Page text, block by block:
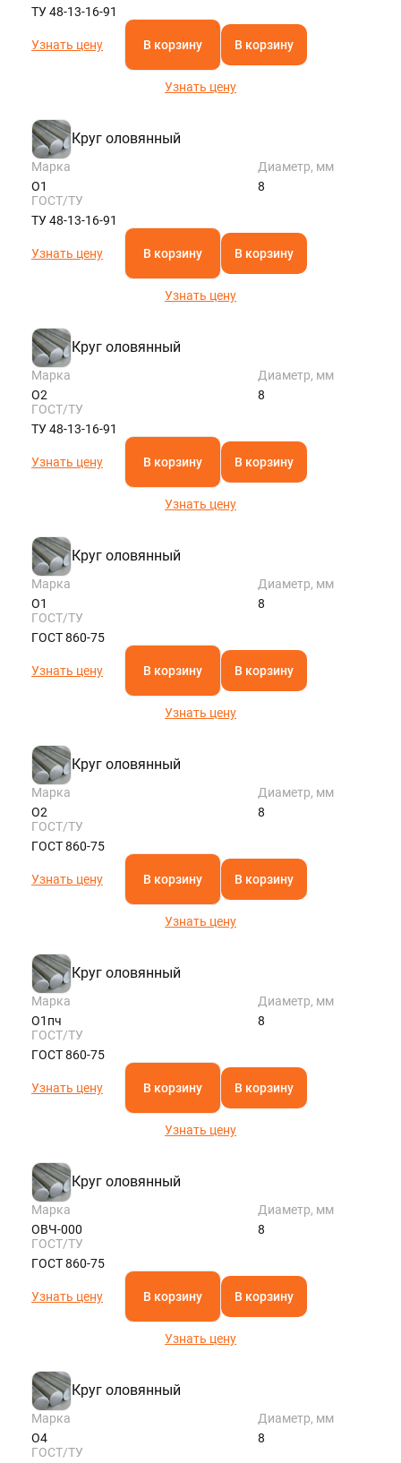
ТУ 48-13-16-91
Узнать цену В корзину В корзину
Узнать цену
Круг оловянный
Марка
О1
Диаметр, мм
8
ГОСТ/ТУ
ТУ 48-13-16-91
Узнать цену В корзину В корзину
Узнать цену
Круг оловянный
Марка
О2
Диаметр, мм
8
ГОСТ/ТУ
ТУ 48-13-16-91
Узнать цену В корзину В корзину
Узнать цену
Круг оловянный
Марка
О1
Диаметр, мм
8
ГОСТ/ТУ
ГОСТ 860-75
Узнать цену В корзину В корзину
Узнать цену
Круг оловянный
Марка
О2
Диаметр, мм
8
ГОСТ/ТУ
ГОСТ 860-75
Узнать цену В корзину В корзину
Узнать цену
Круг оловянный
Марка
О1пч
Диаметр, мм
8
ГОСТ/ТУ
ГОСТ 860-75
Узнать цену В корзину В корзину
Узнать цену
Круг оловянный
Марка
ОВЧ-000
Диаметр, мм
8
ГОСТ/ТУ
ГОСТ 860-75
Узнать цену В корзину В корзину
Узнать цену
Круг оловянный
Марка
О4
Диаметр, мм
8
ГОСТ/ТУ